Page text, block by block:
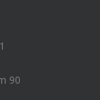
90